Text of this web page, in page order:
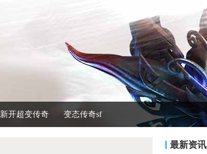
新开超变传奇 变态传奇sf
最新资讯